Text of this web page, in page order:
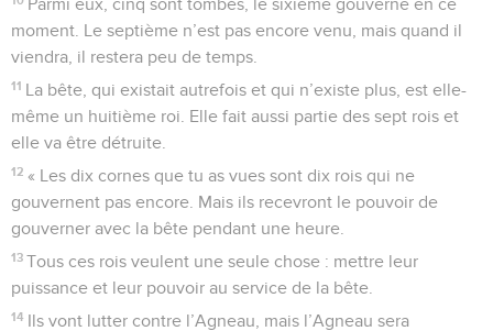
Parmi eux, cinq sont tombés, le sixième gouverne en ce
moment. Le septième n’est pas encore venu, mais quand il
viendra, il restera peu de temps.
11 La bête, qui existait autrefois et qui n’existe plus, est elle-
même un huitième roi. Elle fait aussi partie des sept rois et
elle va être détruite.
12 « Les dix cornes que tu as vues sont dix rois qui ne
gouvernent pas encore. Mais ils recevront le pouvoir de
gouverner avec la bête pendant une heure.
13 Tous ces rois veulent une seule chose : mettre leur
puissance et leur pouvoir au service de la bête.
14 Ils vont lutter contre l’Agneau, mais l’Agneau sera